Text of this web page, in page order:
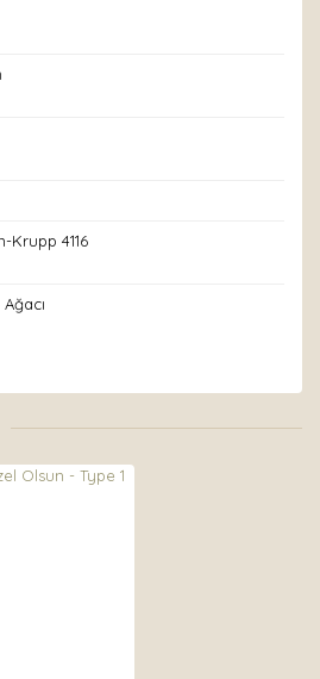
Krupp 4116
ilk yorumu siz yapın!
iletebilirsiniz.